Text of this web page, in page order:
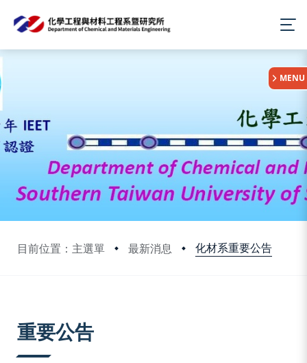
目前位置：主選單 最新消息 化材系重要公告
:::
MENU
重要公告